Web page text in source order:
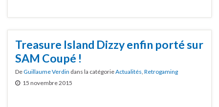
Treasure Island Dizzy enfin porté sur
SAM Coupé !
DeGuillaume Verdin dans la catégorieActualités Retrogaming
15 novembre 2015